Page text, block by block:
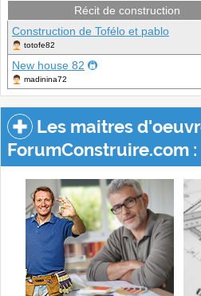
Récit de construction
Construction de Tofélo et pablo
totofe82
New house 82
madinina72
Les maitres
ForumConstruire.com :